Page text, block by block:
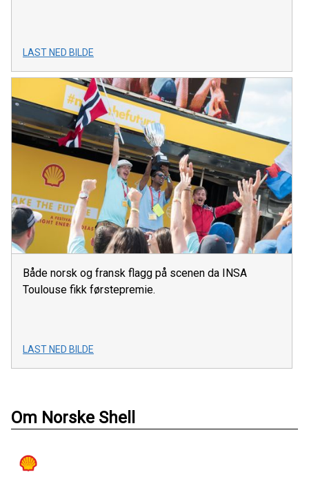
LAST NED BILDE
Både norsk og fransk flagg på scenen da INSA
Toulouse fikk førstepremie.
LAST NED BILDE
Om Norske Shell